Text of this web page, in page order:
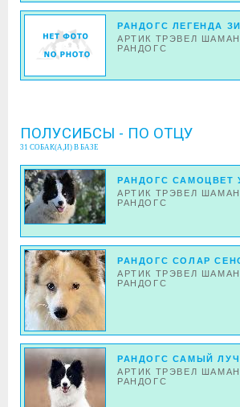
РАНДОГС ЛЕГЕНДА
АРТИК ТРЭВЕЛ ШАМАН
РАНДОГС
ПОЛУСИБСЫ - ПО ОТЦУ
31 СОБАК(А,И) В БАЗЕ
РАНДОГС САМОЦВЕТ
АРТИК ТРЭВЕЛ ШАМАН
РАНДОГС
РАНДОГС СОЛАР
АРТИК ТРЭВЕЛ ШАМАН
РАНДОГС
РАНДОГС САМЫЙ
АРТИК ТРЭВЕЛ ШАМАН
РАНДОГС